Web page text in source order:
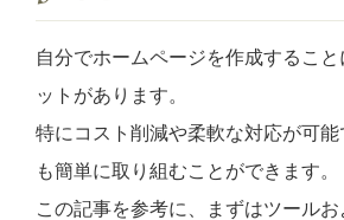
自分でホームページを作成すること
ットがあります。
特にコスト削減や柔軟な対応が可
も簡単に取り組むことができます。
この記事を参考に、まずはツール